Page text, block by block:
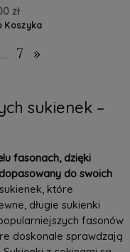
zł
Koszyka
7 »
sukienek –
fasonach, dzięki
do swoich
które
długie sukienki
fasonów
doskonale sprawdzają